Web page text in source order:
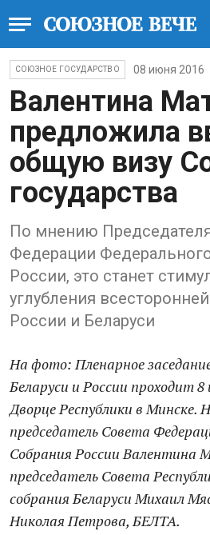
СОЮЗНОЕ ГОСУДАРСТВО 08 июня 2016
Валентина
предложила
общую визу
государства
По мнению
Федерации
России, это станет
углубления
России и Беларуси
На фото: Пленарное
Беларуси и России проходит 8
Дворце Республики в Минске.
председатель Совета
Собрания России Валентина
председатель Совета
собрания Беларуси Михаил
Николая Петрова, БЕЛТА.